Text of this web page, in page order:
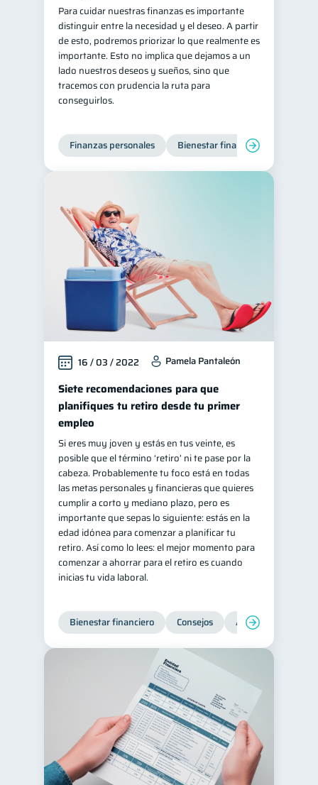
Para cuidar nuestras finanzas es importante
distinguir entre la necesidad y el deseo. A partir
de esto, podremos priorizar lo que realmente es
importante. Esto no implica que dejamos a un
lado nuestros deseos y sueños, sino que
tracemos con prudencia la ruta para
conseguirlos.
Finanzas personales Bienestar financiero
16 / 03 / 2022 Pamela Pantaleón
Siete recomendaciones para que
planifiques tu retiro desde tu primer
empleo
Si eres muy joven y estás en tus veinte, es
posible que el término ‘retiro’ ni te pase por la
cabeza. Probablemente tu foco está en todas
las metas personales y financieras que quieres
cumplir a corto y mediano plazo, pero es
importante que sepas lo siguiente: estás en la
edad idónea para comenzar a planificar tu
retiro. Así como lo lees: el mejor momento para
comenzar a ahorrar para el retiro es cuando
inicias tu vida laboral.
Bienestar financiero Consejos Ahorro